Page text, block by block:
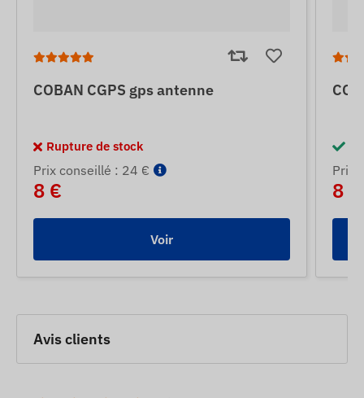
COBAN CGPS gps antenne
Rupture de stock
Prix ​​conseillé : 24 €
8 €
Voir
Prix
8 €
Avis clients